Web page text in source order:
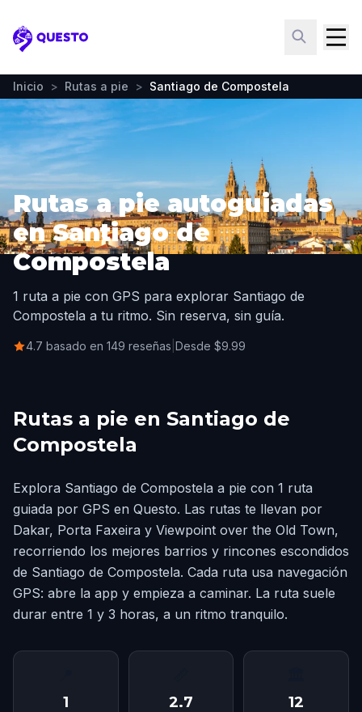
Questo
Inicio > Rutas a pie > Santiago de Compostela
Rutas a pie autoguiadas
en Santiago de
Compostela
1 ruta a pie con GPS para explorar Santiago de
Compostela a tu ritmo. Sin reserva, sin guía.
4.7 basado en 149 reseñas Desde $9.99
Rutas a pie en Santiago de
Compostela
Explora Santiago de Compostela a pie con 1 ruta
guiada por GPS en Questo. Las rutas te llevan por
Dakar, Porta Faxeira y Viewpoint over the Old Town,
recorriendo los mejores barrios y rincones escondidos
de Santiago de Compostela. Cada ruta usa navegación
GPS: abre la app y empieza a caminar. La ruta suele
durar entre 1 y 3 horas, a un ritmo tranquilo.
1 2.7 12